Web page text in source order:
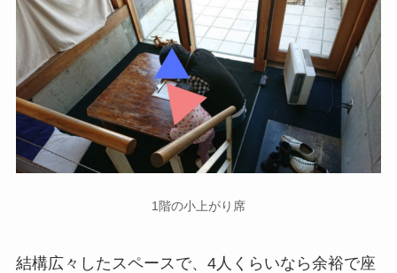
1階の小上がり席
結構広々したスペースで、4人くらいなら余裕で座